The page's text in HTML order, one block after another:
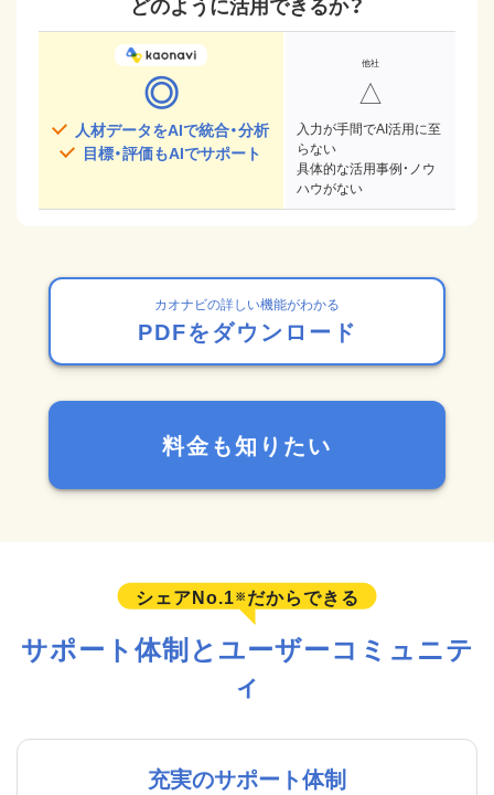
◎
人材データをAIで統合・分析
目標・評価もAIでサポート
△
入力が手間でAI活用に至
らない
具体的な活用事例・ノウ
ハウがない
カオナビの詳しい機能がわかる
PDFをダウンロード
料金も知りたい
シェアNo.1※ だからできる
サポート体制とユーザーコミュニテ
ィ
充実のサポート体制